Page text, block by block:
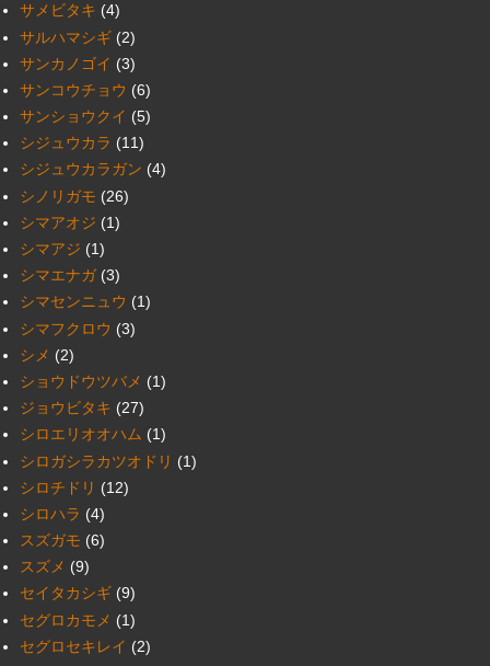
サメビタキ (4)
サルハマシギ (2)
サンカノゴイ (3)
サンコウチョウ (6)
サンショウクイ (5)
シジュウカラ (11)
シジュウカラガン (4)
シノリガモ (26)
シマアオジ (1)
シマアジ (1)
シマエナガ (3)
シマセンニュウ (1)
シマフクロウ (3)
シメ (2)
ショウドウツバメ (1)
ジョウビタキ (27)
シロエリオオハム (1)
シロガシラカツオドリ (1)
シロチドリ (12)
シロハラ (4)
スズガモ (6)
スズメ (9)
セイタカシギ (9)
セグロカモメ (1)
セグロセキレイ (2)